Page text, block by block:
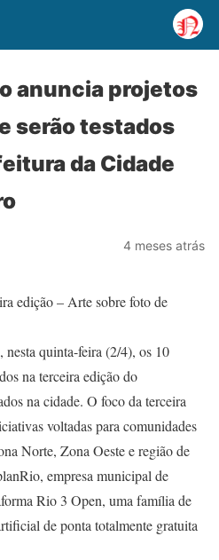
anuncia projetos
serão testados
da Cidade
4 meses atrás
edição – Arte sobre foto de
quinta-feira (2/4), os 10
na terceira edição do
na cidade. O foco da terceira
voltadas para comunidades
Norte, Zona Oeste e região de
empresa municipal de
Rio 3 Open, uma família de
de ponta totalmente gratuita